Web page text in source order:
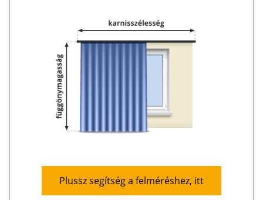
Plussz segítség a felméréshez, itt